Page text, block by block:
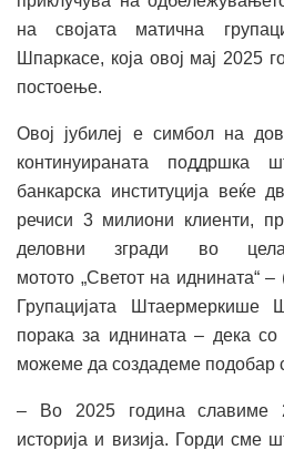
на својата матична
Шпаркасе, која овој мај 2025
постоење.
Овој јубилеј е симбол на
континуираната поддршка
банкарска институција веќе
речиси 3 милиони клиенти,
деловни згради во
мотото „Светот на иднината“
Групацијата Штаермеркише
порака за иднината – дека со
можеме да создадеме подобар
– Во 2025 година славиме
историја и визија. Горди